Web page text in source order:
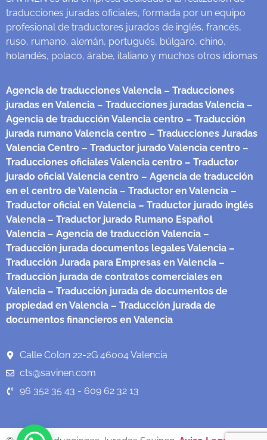
traducciones juradas oficiales, formada por un equipo
profesional de traductores jurados de inglés, francés,
ruso, rumano, alemán, portugués, búlgaro, chino,
holandés, polaco, árabe, italiano y muchos otros idiomas
Agencia de traducciones Valencia – Traducciones
juradas en Valencia – Traducciones juradas Valencia –
Agencia de traducción Valencia centro – Traducción
jurada rumano Valencia centro – Traducciones Juradas
Valencia Centro – Traductor jurado Valencia centro –
Traducciones oficiales Valencia centro – Traductor
jurado oficial Valencia centro – Agencia de traducción
en el centro de Valencia – Traductor en Valencia –
Traductor oficial en Valencia – Traductor jurado inglés
Valencia – Traductor jurado Rumano Español
Valencia – Agencia de traducción Valencia –
Traducción jurada documentos legales Valencia –
Traducción Jurada para Empresas en Valencia –
Traducción jurada de contratos comerciales en
Valencia – Traducción jurada de documentos de
propiedad en Valencia – Traducción jurada de
documentos financieros en Valencia
Calle Colon 22-2G 46004 Valencia
cts@savinen.com
96 352 35 43 - 609 62 32 13